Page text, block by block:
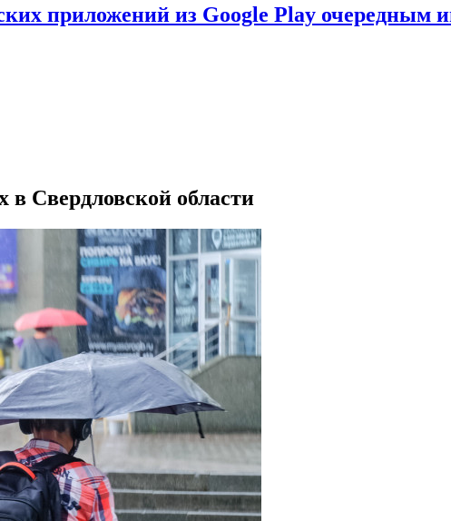
приложений из Google Play очередным
Свердловской области